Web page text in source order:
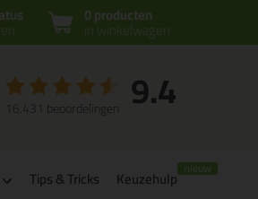
0 producten
in winkelwagen
9.4
16.431 beoordelingen
Tips & Tricks Keuzehulp